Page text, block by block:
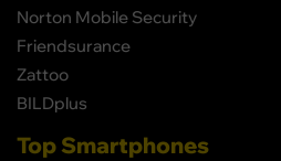
Norton Mobile Security
Friendsurance
Zattoo
BILDplus
Top Smartphones